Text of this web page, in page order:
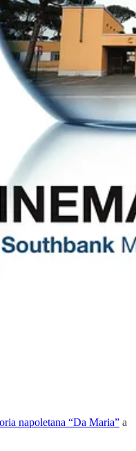
napoletana “Da Maria” a